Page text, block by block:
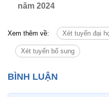
năm 2024
Xem thêm về: Xét tuyển đại
Xét tuyển bổ sung